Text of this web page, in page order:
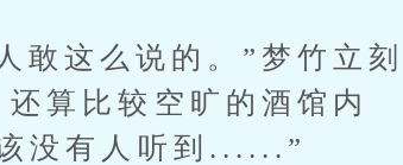
这么说的。”梦竹立刻
算比较空旷的酒馆内
没有人听到......”